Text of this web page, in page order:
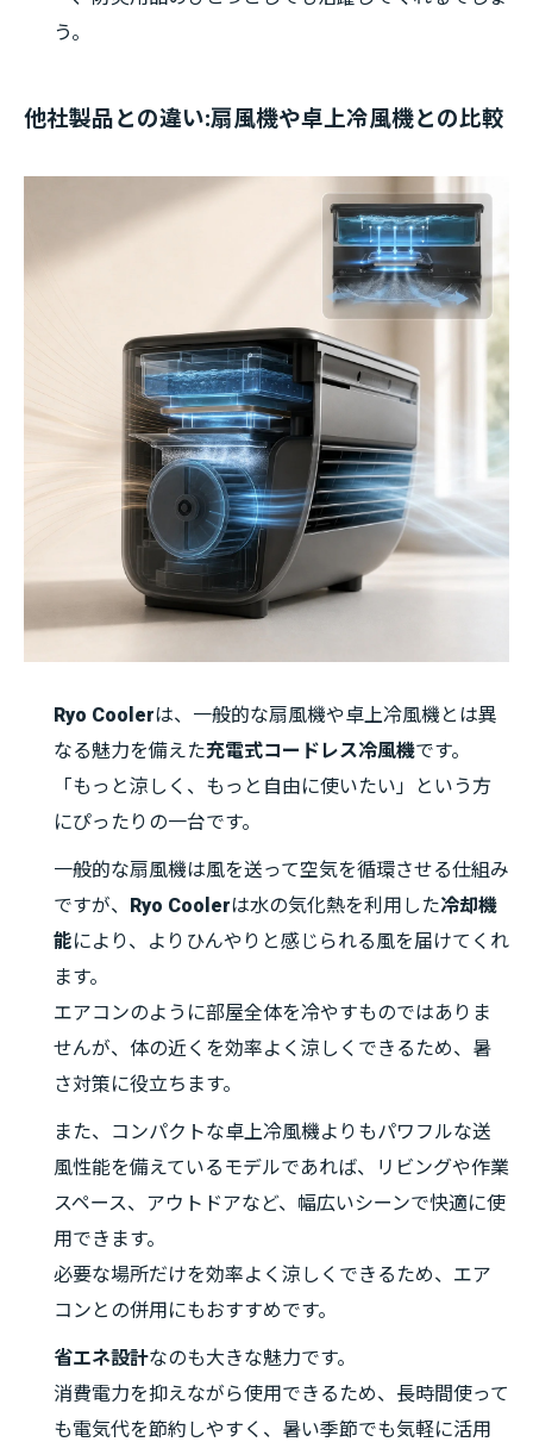
う。
他社製品との違い:扇風機や卓上冷風機との比較
Ryo Coolerは、一般的な扇風機や卓上冷風機とは異
なる魅力を備えた充電式コードレス冷風機です。
「もっと涼しく、もっと自由に使いたい」という方
にぴったりの一台です。
一般的な扇風機は風を送って空気を循環させる仕組み
ですが、 Ryo Coolerは水の気化熱を利用した冷却機
能により、よりひんやりと感じられる風を届けてくれ
ます。
エアコンのように部屋全体を冷やすものではありま
せんが、体の近くを効率よく涼しくできるため、暑
さ対策に役立ちます。
また、コンパクトな卓上冷風機よりもパワフルな送
風性能を備えているモデルであれば、リビングや作業
スペース、アウトドアなど、幅広いシーンで快適に使
用できます。
必要な場所だけを効率よく涼しくできるため、エア
コンとの併用にもおすすめです。
省エネ設計なのも大きな魅力です。
消費電力を抑えながら使用できるため、長時間使って
も電気代を節約しやすく、暑い季節でも気軽に活用